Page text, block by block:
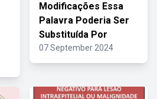
Modificações Essa
Palavra Poderia Ser
Substituída Por
07 September 2024